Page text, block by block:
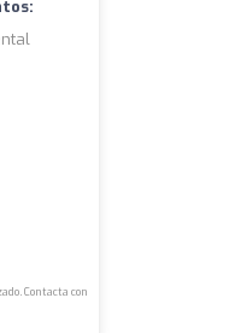
Contacta con